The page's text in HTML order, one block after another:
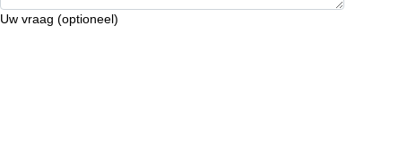
Uw vraag (optioneel)